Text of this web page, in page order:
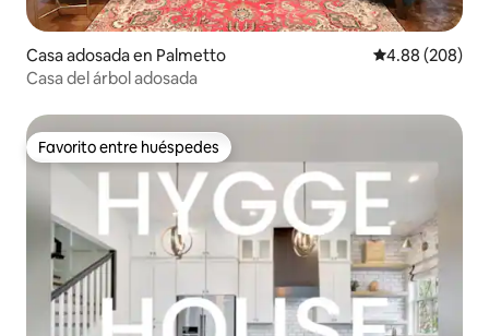
Casa adosada en Palmetto Calificación
4.88 (208)
Casa del árbol adosada
Favorito entre huéspedes
Favorito entre huéspedes